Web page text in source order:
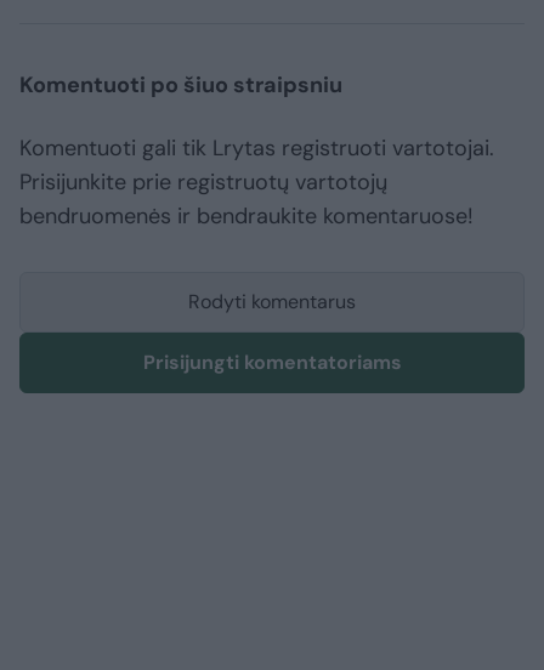
Komentuoti po šiuo straipsniu
Komentuoti gali tik Lrytas registruoti vartotojai.
Prisijunkite prie registruotų vartotojų
bendruomenės ir bendraukite komentaruose!
Rodyti komentarus
Prisijungti komentatoriams